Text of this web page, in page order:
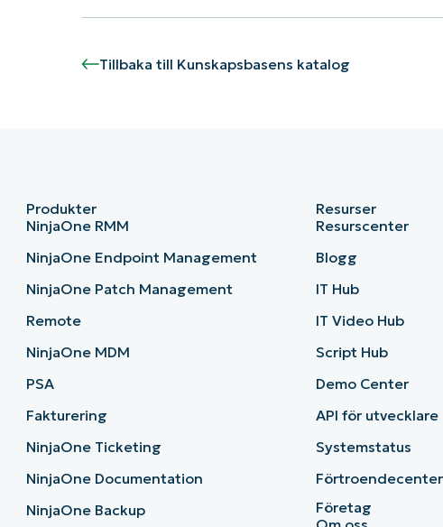
Tillbaka till Kunskapsbasens katalog
Produkter
NinjaOne RMM
NinjaOne Endpoint Management
NinjaOne Patch Management
Remote
NinjaOne MDM
PSA
Fakturering
NinjaOne Ticketing
NinjaOne Documentation
NinjaOne Backup
Resurser
Resurscenter
Blogg
IT Hub
IT Video Hub
Script Hub
Demo Center
API för utvecklare
Systemstatus
Förtroendecenter
Företag